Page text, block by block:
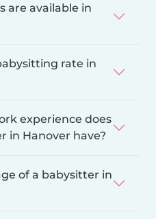
are available in
rate in
experience does
in Hanover have?
of a babysitter in